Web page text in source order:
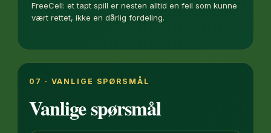
FreeCell: et tapt spill er nesten alltid en feil som kunne
vært rettet, ikke en dårlig fordeling.
07 · VANLIGE SPØRSMÅL
Vanlige spørsmål